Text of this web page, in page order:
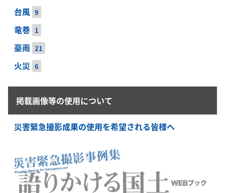
台風 9
竜巻 1
豪雨 21
火災 6
掲載画像等の使用について
災害緊急撮影成果の使用を希望される皆様へ